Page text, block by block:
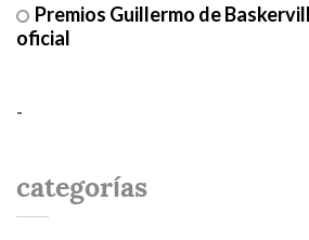
Premios Guillermo de
oficial
-
categorías